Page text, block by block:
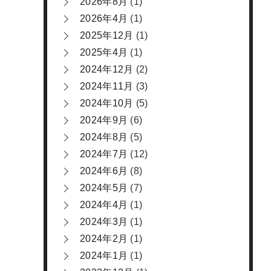
2026年4月 (1)
2025年12月 (1)
2025年4月 (1)
2024年12月 (2)
2024年11月 (3)
2024年10月 (5)
2024年9月 (6)
2024年8月 (5)
2024年7月 (12)
2024年6月 (8)
2024年5月 (7)
2024年4月 (1)
2024年3月 (1)
2024年2月 (1)
2024年1月 (1)